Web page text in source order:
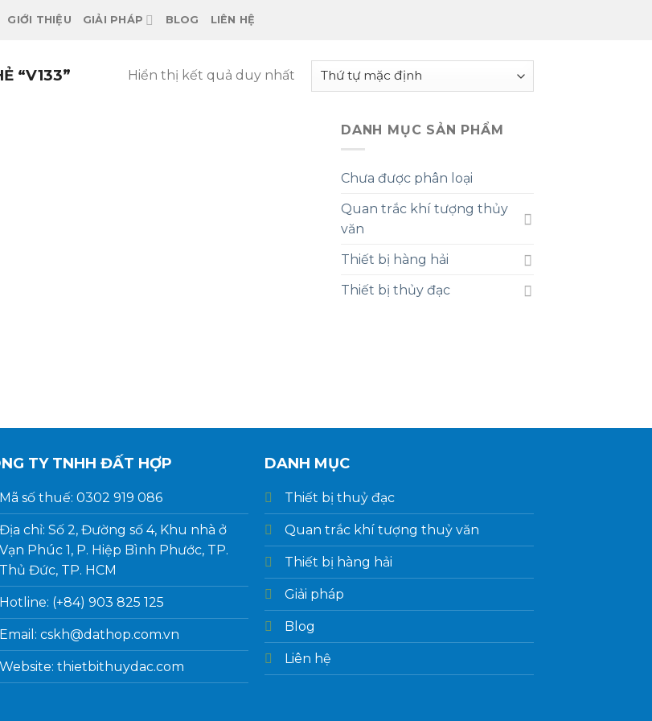
GIỚI THIỆU GIẢI PHÁP BLOG LIÊN HỆ
“V133” Hiển thị kết quả duy nhất
DANH MỤC SẢN PHẨM
Chưa được phân loại
Quan trắc khí tượng thủy
văn
Thiết bị hàng hải
Thiết bị thủy đạc
TY TNHH ĐẤT HỢP
Mã số thuế: 0302 919 086
Địa chỉ: Số 2, Đường số 4, Khu nhà ở
Vạn Phúc 1, P. Hiệp Bình Phước, TP.
Thủ Đức, TP. HCM
Hotline: (+84) 903 825 125
Email: cskh@dathop.com.vn
Website: thietbithuydac.com
DANH MỤC
Thiết bị thuỷ đạc
Quan trắc khí tượng thuỷ văn
Thiết bị hàng hải
Giải pháp
Blog
Liên hệ